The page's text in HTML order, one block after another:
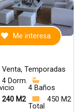
Me interesa
Venta, Temporadas
4 Dorm.
4 Baños
240 M2
450 M2
Total